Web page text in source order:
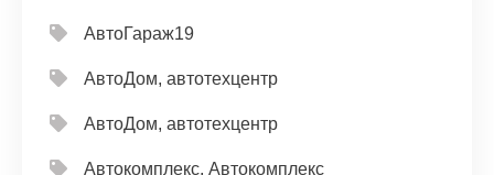
АвтоГараж19
АвтоДом, автотехцентр
АвтоДом, автотехцентр
Автокомплекс, Автокомплекс